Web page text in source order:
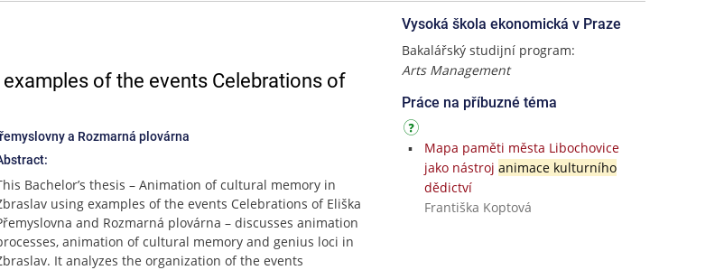
of the events Celebrations of
a Rozmarná plovárna
Bachelor’s thesis – Animation of cultural memory in
using examples of the events Celebrations of Eliška
and Rozmarná plovárna – discusses animation
animation of cultural memory and genius loci in
It analyzes the organization of the events
Vysoká škola ekonomická v Praze
Bakalářský studijní program:
Arts Management
Práce na příbuzné téma
Mapa paměti města Libochovice
jako nástroj animace kulturního
dědictví
Františka Koptová